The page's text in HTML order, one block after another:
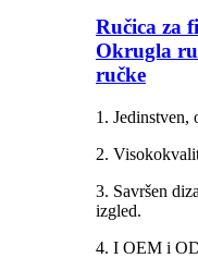
Ručica za
Okrugla
ručke
1. Jedinstven,
2.
3. Savršen
izgled.
4. I OEM i